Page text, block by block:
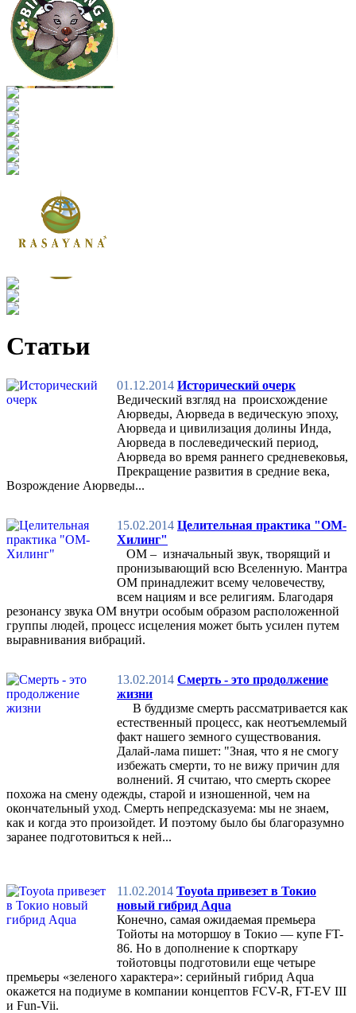
Статьи
01.12.2014 Исторический очерк
Ведический взгляд на происхождение
Аюрведы, Аюрведа в ведическую эпоху,
Аюрведа и цивилизация долины Инда,
Аюрведа в послеведический период,
Аюрведа во время раннего средневековья,
Прекращение развития в средние века,
Возрождение Аюрведы...
15.02.2014 Целительная практика "ОМ-
Хилинг"
ОМ – изначальный звук, творящий и
пронизывающий всю Вселенную. Мантра
ОМ принадлежит всему человечеству,
всем нациям и все религиям. Благодаря
резонансу звука ОМ внутри особым образом расположенной
группы людей, процесс исцеления может быть усилен путем
выравнивания вибраций.
13.02.2014 Смерть - это продолжение
жизни
В буддизме смерть рассматривается как
естественный процесс, как неотъемлемый
факт нашего земного существования.
Далай-лама пишет: "Зная, что я не смогу
избежать смерти, то не вижу причин для
волнений. Я считаю, что смерть скорее
похожа на смену одежды, старой и изношенной, чем на
окончательный уход. Смерть непредсказуема: мы не знаем,
как и когда это произойдет. И поэтому было бы благоразумно
заранее подготовиться к ней...
11.02.2014 Toyota привезет в Токио
новый гибрид Aqua
Конечно, самая ожидаемая премьера
Тойоты на моторшоу в Токио — купе FT-
86. Но в дополнение к спорткару
тойотовцы подготовили еще четыре
премьеры «зеленого характера»: серийный гибрид Aqua
окажется на подиуме в компании концептов FCV-R, FT-EV III
и Fun-Vii.